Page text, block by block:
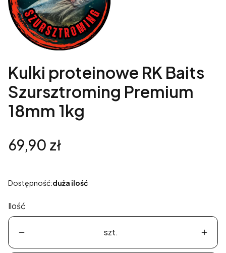
Kulki proteinowe RK Baits
Szursztroming Premium
18mm 1kg
Cena
69,90 zł
Dostępność:duża ilość
Ilość
szt.